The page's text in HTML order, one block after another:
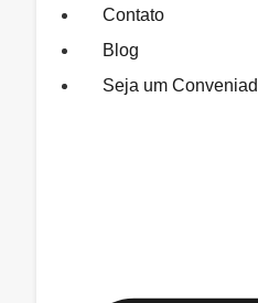
Contato
Blog
Seja um